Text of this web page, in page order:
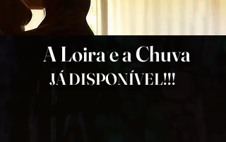
JÁ DISPONÍVEL!!!
A Loira e a Chuva